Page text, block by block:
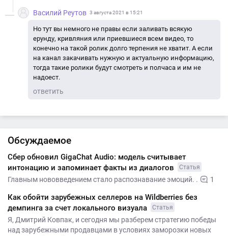
Василий Реутов 3 августа 2021 в 15:21
Но тут вы немного не правы если заливать всякую
ерунду, кривляния или приевшиеся всем видео, то
конечно на такой ролик долго терпения не хватит. А если
на канал закачивать нужную и актуальную информацию,
тогда такие ролики будут смотреть и полчаса и им не
надоест.
ответить
Обсуждаемое
Сбер обновил GigaChat Audio: модель считывает
интонацию и запоминает факты из диалогов
Статья
Главным нововведением стало распознавание эмоций. . 1
Как обойти зарубежных селлеров на Wildberries без
демпинга за счет локального визуала
Статья
Я, Дмитрий Ковпак, и сегодня мы разберем стратегию победы
над зарубежными продавцами в условиях заморозки новых